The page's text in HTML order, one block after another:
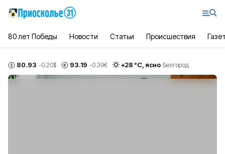
80 лет Победы Новости Статьи Происшествия
80.93 -0.20$ 93.19 -0.39€ +28 °С, ясно Белгород